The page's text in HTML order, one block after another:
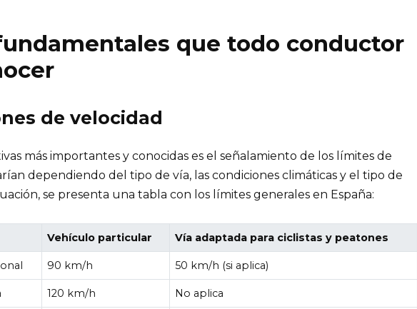
que todo conductor
de velocidad
más importantes y conocidas es el señalamiento de los límites de
dependiendo del tipo de vía, las condiciones climáticas y el tipo de
se presenta una tabla con los límites generales en España:
Vehículo particular Vía adaptada para ciclistas y peatones
90 km/h 50 km/h (si aplica)
120 km/h No aplica